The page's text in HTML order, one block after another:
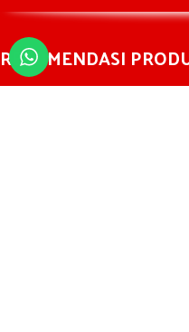
REKOMENDASI